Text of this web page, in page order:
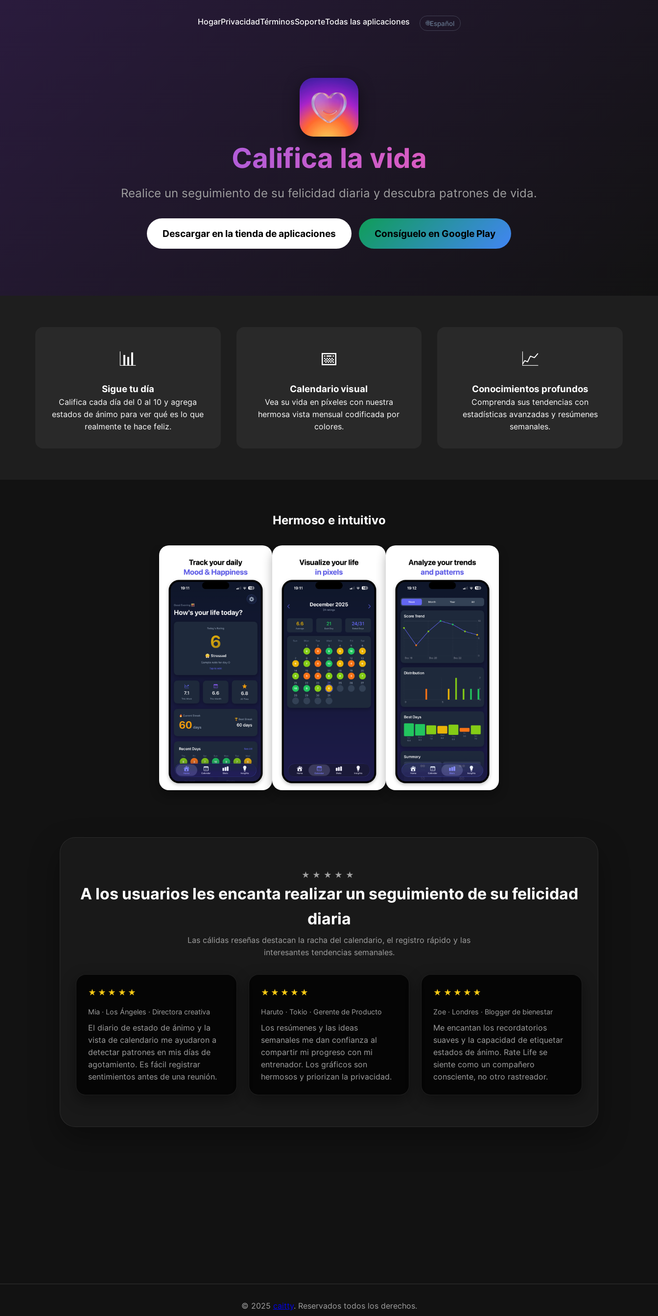
HogarPrivacidadTérminosSoporteTodas las aplicaciones 🌐Español
Califica la vida
Realice un seguimiento de su felicidad diaria y descubra patrones de vida.
Descargar en la tienda de aplicaciones Consíguelo en Google Play
📊
Sigue tu día
Califica cada día del 0 al 10 y agrega
estados de ánimo para ver qué es lo que
realmente te hace feliz.
📅
Calendario visual
Vea su vida en píxeles con nuestra
hermosa vista mensual codificada por
colores.
📈
Conocimientos profundos
Comprenda sus tendencias con
estadísticas avanzadas y resúmenes
semanales.
Hermoso e intuitivo
★★★★★
A los usuarios les encanta realizar un seguimiento de su felicidad
diaria
Las cálidas reseñas destacan la racha del calendario, el registro rápido y las
interesantes tendencias semanales.
★★★★★
Mia · Los Ángeles · Directora creativa
El diario de estado de ánimo y la
vista de calendario me ayudaron a
detectar patrones en mis días de
agotamiento. Es fácil registrar
sentimientos antes de una reunión.
★★★★★
Haruto · Tokio · Gerente de Producto
Los resúmenes y las ideas
semanales me dan confianza al
compartir mi progreso con mi
entrenador. Los gráficos son
hermosos y priorizan la privacidad.
★★★★★
Zoe · Londres · Blogger de bienestar
Me encantan los recordatorios
suaves y la capacidad de etiquetar
estados de ánimo. Rate Life se
siente como un compañero
consciente, no otro rastreador.
© 2025 caitty. Reservados todos los derechos.